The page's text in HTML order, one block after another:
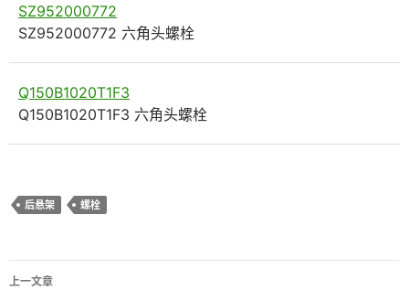
SZ952000772
SZ952000772 六角头螺栓
Q150B1020T1F3
Q150B1020T1F3 六角头螺栓
后悬架 螺栓
文
上一文章